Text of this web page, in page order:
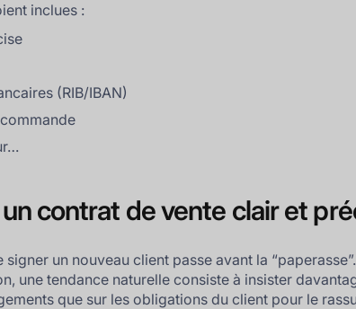
inclues :
(RIB/IBAN)
contrat de vente clair et
signer un nouveau client passe avant la
une tendance naturelle consiste à insister
que sur les obligations du client pour le